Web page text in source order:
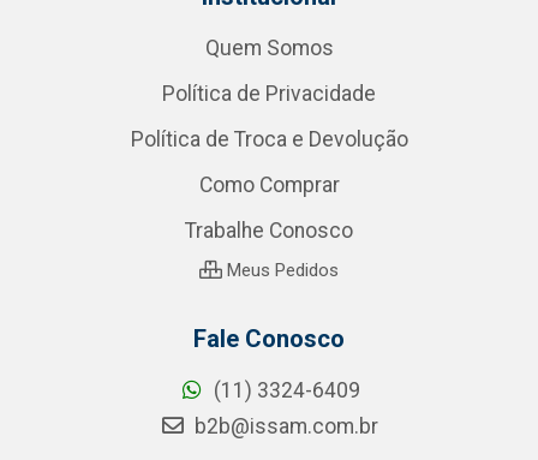
Quem Somos
Política de Privacidade
Política de Troca e Devolução
Como Comprar
Trabalhe Conosco
Meus Pedidos
Fale Conosco
(11) 3324-6409
b2b@issam.com.br